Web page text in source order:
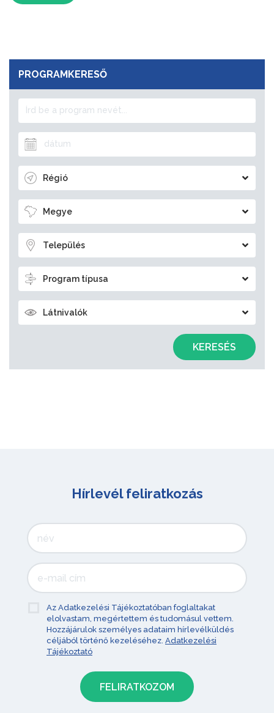
PROGRAMKERESŐ
Régió
Megye
Település
Program típusa
Látnivalók
KERESÉS
Hírlevél feliratkozás
Az Adatkezelési Tájékoztatóban foglaltakat
elolvastam, megértettem és tudomásul vettem.
Hozzájárulok személyes adataim hírlevélküldés
céljából történő kezeléséhez. Adatkezelési
Tájékoztató